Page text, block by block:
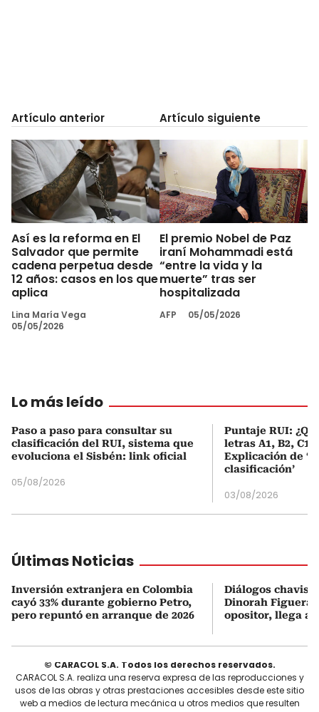
Artículo anterior
Así es la reforma en El
Salvador que permite
cadena perpetua desde
12 años: casos en los que
aplica
Lina María Vega
05/05/2026
Artículo siguiente
El premio Nobel de Paz
iraní Mohammadi está
“entre la vida y la
muerte” tras ser
hospitalizada
AFP 05/05/2026
Lo más leído
Paso a paso para consultar su
clasificación del RUI, sistema que
evoluciona el Sisbén: link oficial
05/08/2026
Puntaje RUI:
letras A1, B2, C1
Explicación de
clasificación’
03/08/2026
Últimas Noticias
Inversión extranjera en Colombia
cayó 33% durante gobierno Petro,
pero repuntó en arranque de 2026
Diálogos
Dinorah
opositor, llega a
© CARACOL S.A. Todos los derechos reservados.
CARACOL S.A. realiza una reserva expresa de las reproducciones y
usos de las obras y otras prestaciones accesibles desde este sitio
web a medios de lectura mecánica u otros medios que resulten